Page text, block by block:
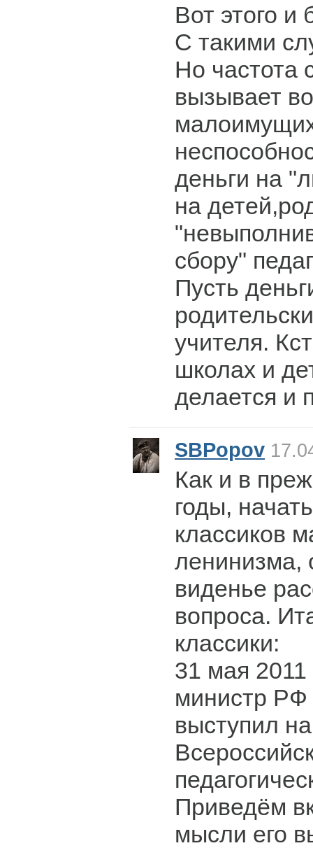
Вот этого и
С такими
Но частота
вызывает
деньги на
на
сбору"
Пусть
учителя.
школах и
делается и
SBPopov
Как и в
годы,
классиков
ленинизма,
виденье
вопроса.
классики:
31 мая 2011
министр
выступил
Приведём
мысли его